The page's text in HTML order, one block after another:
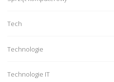
Tech
Technologie
Technologie IT